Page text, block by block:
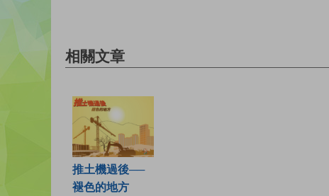
相關文章
推土機過後──
褪色的地方